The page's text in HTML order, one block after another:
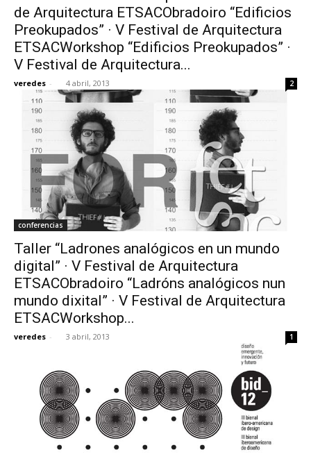
de Arquitectura ETSACObradoiro “Edificios
Preokupados” · V Festival de Arquitectura
ETSACWorkshop “Edificios Preokupados” ·
V Festival de Arquitectura...
veredes - 4 abril, 2013 2
conferencias
Taller “Ladrones analógicos en un mundo
digital” · V Festival de Arquitectura
ETSACObradoiro “Ladróns analógicos nun
mundo dixital” · V Festival de Arquitectura
ETSACWorkshop...
veredes - 3 abril, 2013 1